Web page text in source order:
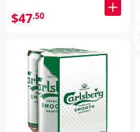
$47.50